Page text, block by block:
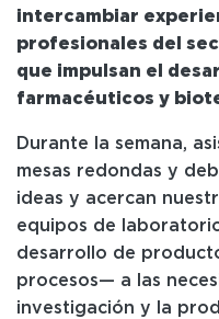
intercambiar
profesionales del
que impulsan el
farmacéuticos y
Durante la semana,
mesas redondas y
ideas y acercan
equipos de
desarrollo de
procesos— a las
investigación y la